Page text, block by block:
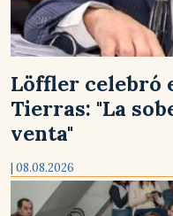
Löffler celebró
Tierras: "La
venta"
| 08.08.2026